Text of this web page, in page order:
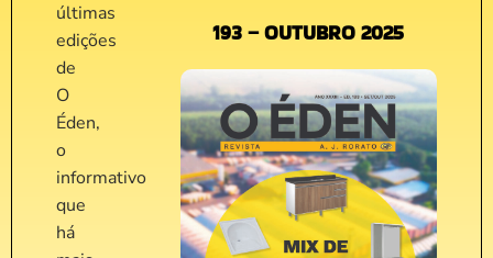
últimas
edições
de
O
Éden,
o
informativo
que
há
193 – OUTUBRO 2025